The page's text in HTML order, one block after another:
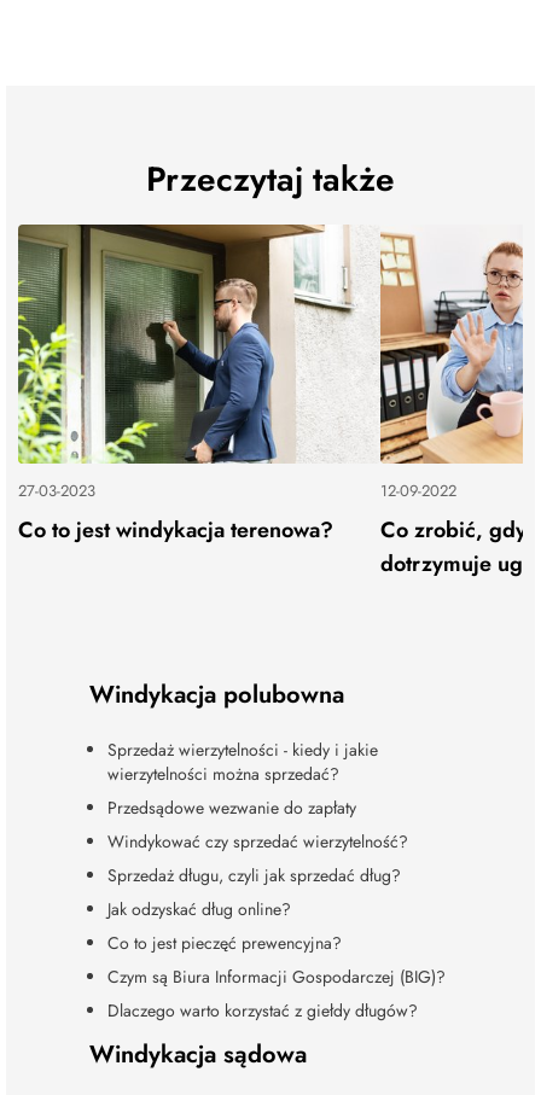
Przeczytaj także
27-03-2023
Co to jest windykacja terenowa?
12-09-2022
Co zrobić, gdy
dotrzymuje
Windykacja polubowna
Sprzedaż wierzytelności - kiedy i jakie
wierzytelności można sprzedać?
Przedsądowe wezwanie do zapłaty
Windykować czy sprzedać wierzytelność?
Sprzedaż długu, czyli jak sprzedać dług?
Jak odzyskać dług online?
Co to jest pieczęć prewencyjna?
Czym są Biura Informacji Gospodarczej (BIG)?
Dlaczego warto korzystać z giełdy długów?
Windykacja sądowa